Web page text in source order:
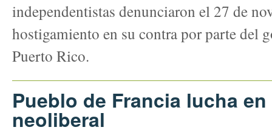
independentistas denunciaron el 27 de
hostigamiento en su contra por parte del
Puerto Rico.
Pueblo de Francia lucha
neoliberal